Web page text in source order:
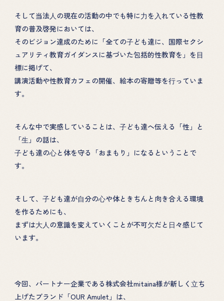
そして当法⼈の現在の活動の中でも特に⼒を⼊れている性教
育の普及啓発においては、
そのビジョン達成のために「全ての⼦ども達に、国際セクシ
ュアリティ教育ガイダンスに基づいた包括的性教育を」を⽬
標に掲げて、
講演活動や性教育カフェの開催、絵本の寄贈等を⾏っていま
す。
そんな中で実感していることは、⼦ども達へ伝える「性」と
「⽣」の話は、
⼦ども達の⼼と体を守る「おまもり」になるということで
す。
そして、⼦ども達が⾃分の⼼や体ときちんと向き合える環境
を作るためにも、
まずは⼤⼈の意識を変えていくことが不可⽋だと⽇々感じて
います。
今回、パートナー企業である株式会社mitaina様が新しく⽴ち
上げたブランド「OUR Amulet」は、